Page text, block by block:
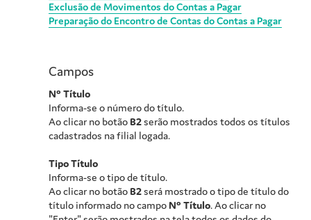
Exclusão de Movimentos do Contas a Pagar
Preparação do Encontro de Contas do Contas a Pagar
Campos
Nº Título
Informa-se o número do título.
Ao clicar no botão B2serão mostrados todos os títulos
cadastrados na filial logada.
Tipo Título
Informa-se o tipo de título.
Ao clicar no botão B2será mostrado o tipo de título do
título informado no campo Nº Título. Ao clicar no